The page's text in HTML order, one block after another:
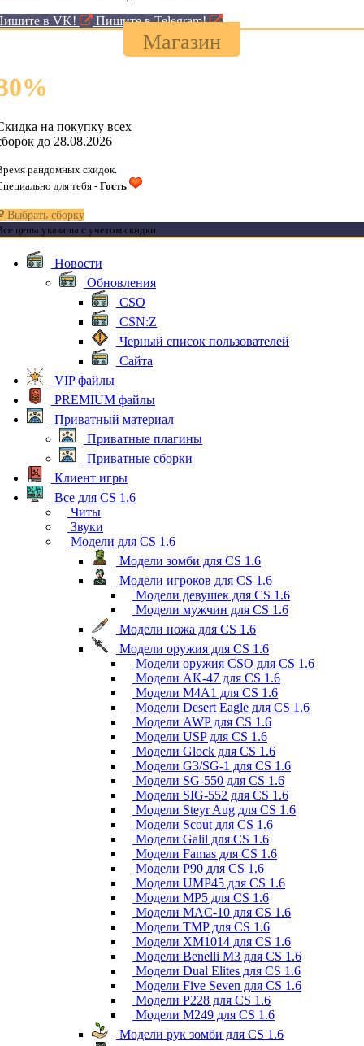
в VK! Пишите в Telegram!
Магазин
%
на покупку всех
до 28.08.2026
рандомных скидок.
для тебя - Гость
Выбрать сборку
цены указаны с учетом скидки
Новости
Обновления
CSO
CSN:Z
Черный список пользователей
Сайта
VIP файлы
PREMIUM файлы
Приватный материал
Приватные плагины
Приватные сборки
Клиент игры
Все для CS 1.6
Читы
Звуки
Модели для CS 1.6
Модели зомби для CS 1.6
Модели игроков для CS 1.6
Модели девушек для CS 1.6
Модели мужчин для CS 1.6
Модели ножа для CS 1.6
Модели оружия для CS 1.6
Модели оружия CSO для CS 1.6
Модели AK-47 для CS 1.6
Модели M4A1 для CS 1.6
Модели Desert Eagle для CS 1.6
Модели AWP для CS 1.6
Модели USP для CS 1.6
Модели Glock для CS 1.6
Модели G3/SG-1 для CS 1.6
Модели SG-550 для CS 1.6
Модели SIG-552 для CS 1.6
Модели Steyr Aug для CS 1.6
Модели Scout для CS 1.6
Модели Galil для CS 1.6
Модели Famas для CS 1.6
Модели P90 для CS 1.6
Модели UMP45 для CS 1.6
Модели MP5 для CS 1.6
Модели MAC-10 для CS 1.6
Модели TMP для CS 1.6
Модели XM1014 для CS 1.6
Модели Benelli M3 для CS 1.6
Модели Dual Elites для CS 1.6
Модели Five Seven для CS 1.6
Модели P228 для CS 1.6
Модели M249 для CS 1.6
Модели рук зомби для CS 1.6